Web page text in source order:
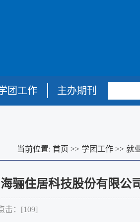
团工作 主办期刊
当前位置: 首页 >> 学团工作 >> 就
骊住居科技股份有限公
击：[109]